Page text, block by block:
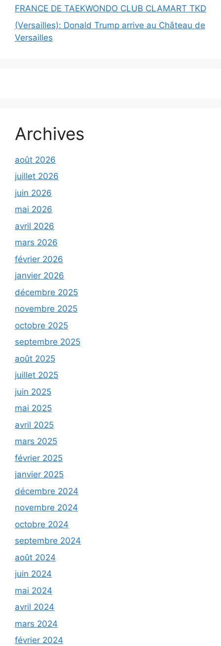
FRANCE DE TAEKWONDO CLUB CLAMART TKD
(Versailles): Donald Trump arrive au Château de
Versailles
Archives
août 2026
juillet 2026
juin 2026
mai 2026
avril 2026
mars 2026
février 2026
janvier 2026
décembre 2025
novembre 2025
octobre 2025
septembre 2025
août 2025
juillet 2025
juin 2025
mai 2025
avril 2025
mars 2025
février 2025
janvier 2025
décembre 2024
novembre 2024
octobre 2024
septembre 2024
août 2024
juin 2024
mai 2024
avril 2024
mars 2024
février 2024